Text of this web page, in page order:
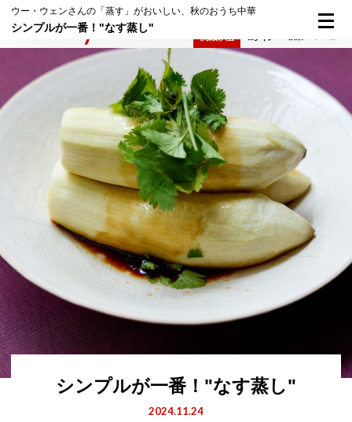
ウー・ウェンさんの「蒸す」がおいしい、秋のおうち中華
シンプルが一番！"なす蒸し"
シンプルが一番！"なす蒸し"
2024.11.24